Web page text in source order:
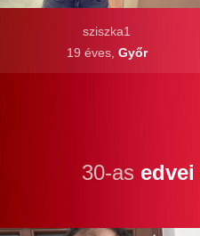
sziszka1
19 éves, Győr
30-as edvei